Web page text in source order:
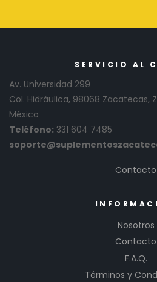
SERVICIO AL
Av. Universidad 299
Col. Hidráulica, 98068 Zacatecas,
México
Teléfono: 331 604 7485
Contacto
Nosotros
Contacto
F.A.Q.
Términos y